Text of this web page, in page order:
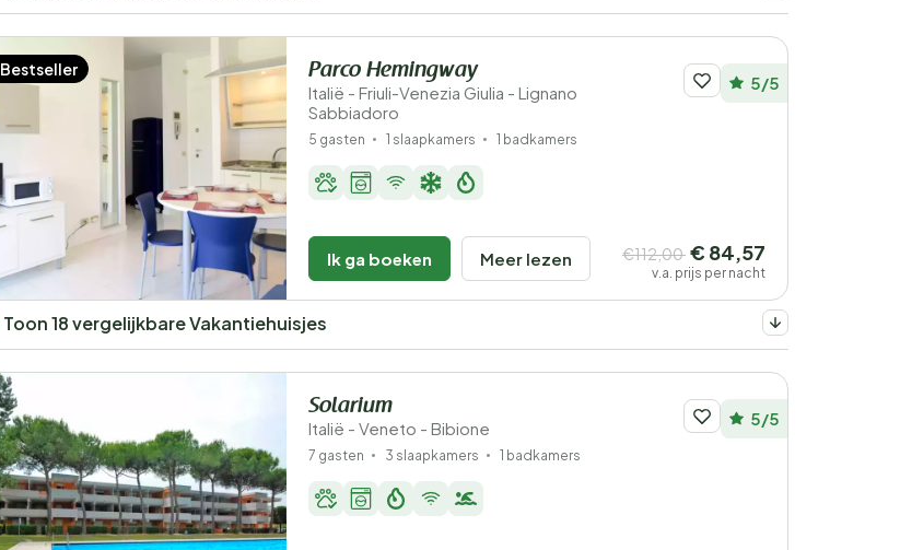
Bestseller Parco Hemingway
Italië - Friuli-Venezia Giulia - Lignano
Sabbiadoro
5/5
5 gasten 1 slaapkamers 1 badkamers
Ik ga boeken Meer lezen €112,00 € 84,57
v.a. prijs per nacht
Toon 18 vergelijkbare Vakantiehuisjes
Solarium
Italië - Veneto - Bibione 5/5
7 gasten 3 slaapkamers 1 badkamers